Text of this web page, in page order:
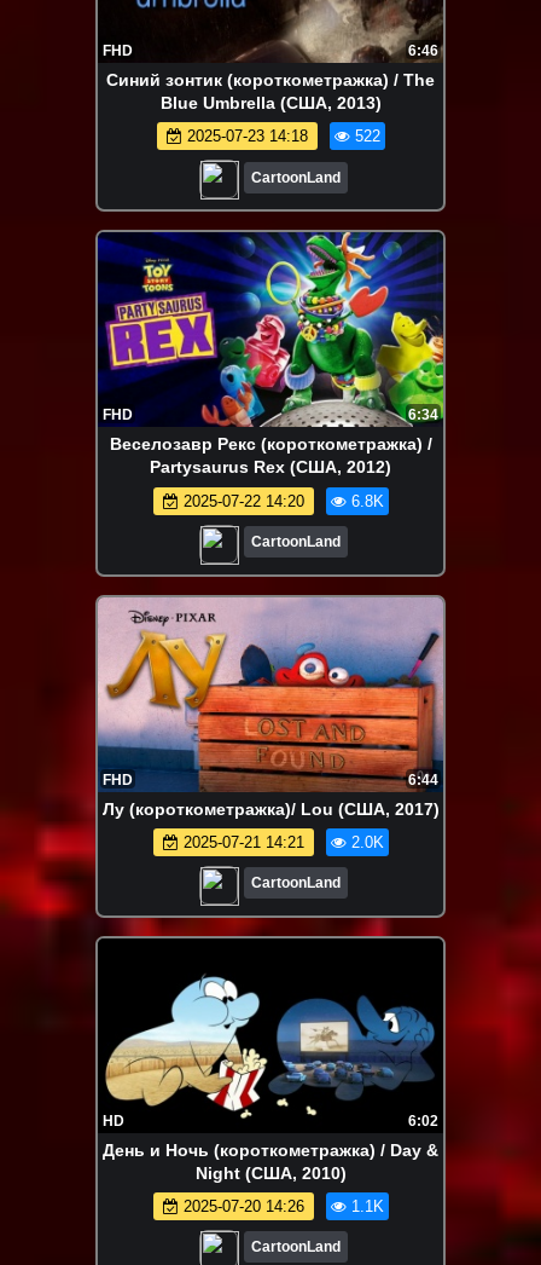
FHD 6:46
Синий зонтик (короткометражка) / The
Blue Umbrella (США, 2013)
2025-07-23 14:18 522
CartoonLand
FHD 6:34
Веселозавр Рекс (короткометражка) /
Partysaurus Rex (США, 2012)
2025-07-22 14:20 6.8K
CartoonLand
FHD 6:44
Лу (короткометражка)/ Lou (США, 2017)
2025-07-21 14:21 2.0K
CartoonLand
HD 6:02
День и Ночь (короткометражка) / Day &
Night (США, 2010)
2025-07-20 14:26 1.1K
CartoonLand